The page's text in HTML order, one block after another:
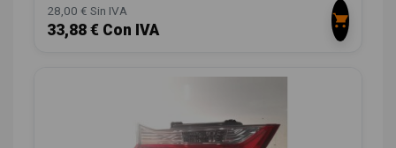
28,00 € Sin IVA
33,88 € Con IVA